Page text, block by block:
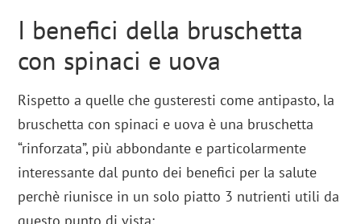
I benefici della bruschetta
con spinaci e uova
Rispetto a quelle che gusteresti come antipasto, la
bruschetta con spinaci e uova è una bruschetta
“rinforzata”, più abbondante e particolarmente
interessante dal punto dei benefici per la salute
perchè riunisce in un solo piatto 3 nutrienti utili da
questo punto di vista: